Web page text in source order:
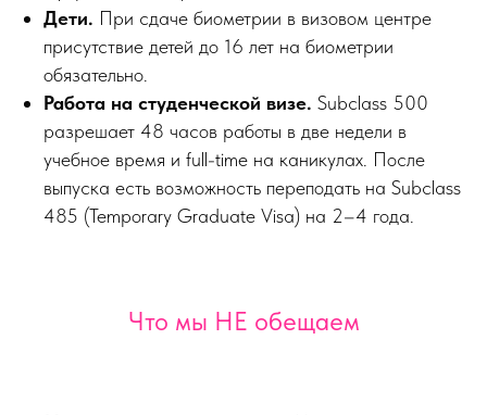
Дети. При сдаче биометрии в визовом центре
присутствие детей до 16 лет на биометрии
обязательно.
Работа на студенческой визе. Subclass 500
разрешает 48 часов работы в две недели в
учебное время и full-time на каникулах. После
выпуска есть возможность переподать на Subclass
485 (Temporary Graduate Visa) на 2–4 года.
Что мы НЕ обещаем